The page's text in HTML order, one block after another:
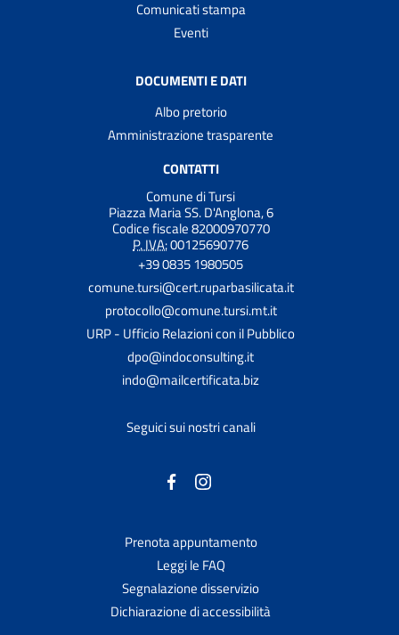
Comunicati stampa
Eventi
DOCUMENTI E DATI
Albo pretorio
Amministrazione trasparente
CONTATTI
Comune di Tursi
Piazza Maria SS. D'Anglona, 6
Codice fiscale 82000970770
P. IVA:00125690776
+39 0835 1980505
comune.tursi@cert.ruparbasilicata.it
protocollo@comune.tursi.mt.it
URP - Ufficio Relazioni con il Pubblico
dpo@indoconsulting.it
indo@mailcertificata.biz
Seguici sui nostri canali
Prenota appuntamento
Leggi le FAQ
Segnalazione disservizio
Dichiarazione di accessibilità